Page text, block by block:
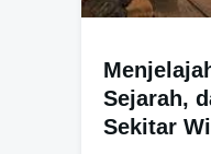
Sejarah,
Sekitar